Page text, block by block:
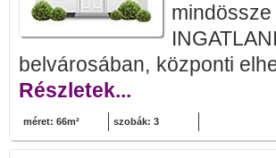
belvárosában, központi
Részletek...
méret: 66m² szobák: 3